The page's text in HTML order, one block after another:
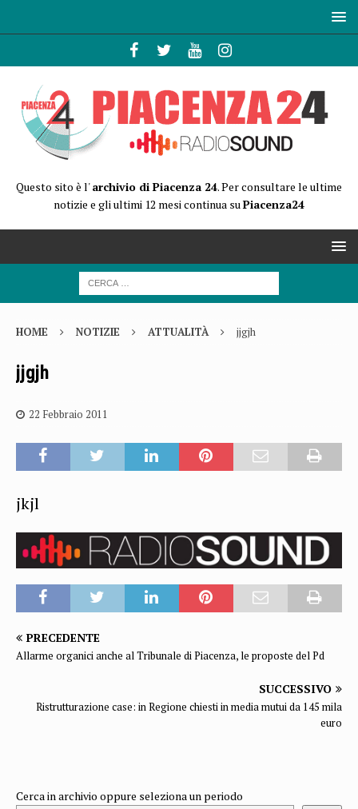
Questo sito è l'archivio di Piacenza 24. Per consultare le ultime
notizie e gli ultimi 12 mesi continua suPiacenza24
HOME NOTIZIE ATTUALITÀ jjgjh
jjgjh
22 Febbraio 2011
jkjl
PRECEDENTE
Allarme organici anche al Tribunale di Piacenza, le proposte del Pd
SUCCESSIVO
Ristrutturazione case: in Regione chiesti in media mutui da 145 mila
euro
Cerca in archivio oppure seleziona un periodo